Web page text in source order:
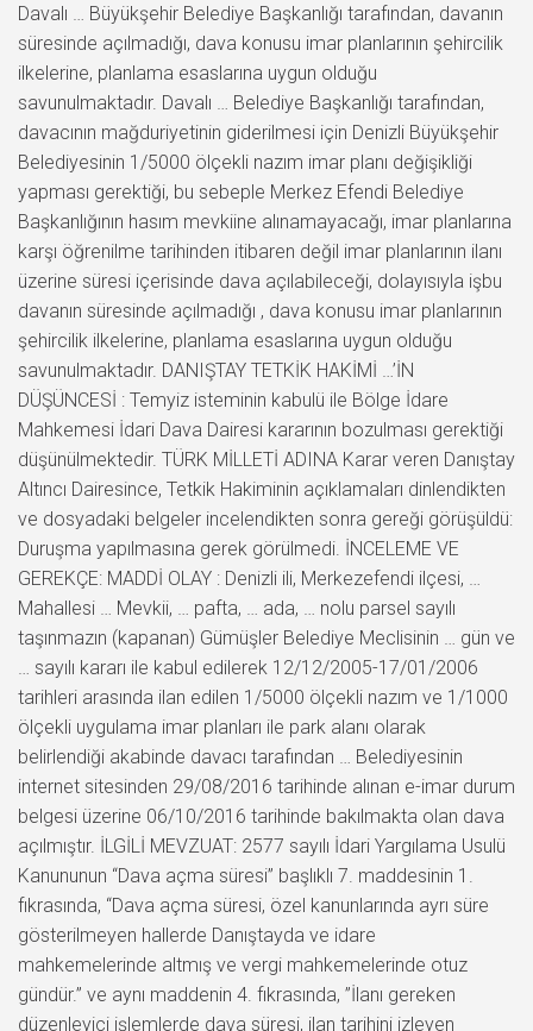
Davalı … Büyükşehir Belediye Başkanlığı tarafından, davanın
süresinde açılmadığı, dava konusu imar planlarının şehircilik
ilkelerine, planlama esaslarına uygun olduğu
savunulmaktadır. Davalı … Belediye Başkanlığı tarafından,
davacının mağduriyetinin giderilmesi için Denizli Büyükşehir
Belediyesinin 1/5000 ölçekli nazım imar planı değişikliği
yapması gerektiği, bu sebeple Merkez Efendi Belediye
Başkanlığının hasım mevkiine alınamayacağı, imar planlarına
karşı öğrenilme tarihinden itibaren değil imar planlarının ilanı
üzerine süresi içerisinde dava açılabileceği, dolayısıyla işbu
davanın süresinde açılmadığı , dava konusu imar planlarının
şehircilik ilkelerine, planlama esaslarına uygun olduğu
savunulmaktadır. DANIŞTAY TETKİK HAKİMİ …’İN
DÜŞÜNCESİ : Temyiz isteminin kabulü ile Bölge İdare
Mahkemesi İdari Dava Dairesi kararının bozulması gerektiği
düşünülmektedir. TÜRK MİLLETİ ADINA Karar veren Danıştay
Altıncı Dairesince, Tetkik Hakiminin açıklamaları dinlendikten
ve dosyadaki belgeler incelendikten sonra gereği görüşüldü:
Duruşma yapılmasına gerek görülmedi. İNCELEME VE
GEREKÇE: MADDİ OLAY : Denizli ili, Merkezefendi ilçesi, …
Mahallesi … Mevkii, … pafta, … ada, … nolu parsel sayılı
taşınmazın (kapanan) Gümüşler Belediye Meclisinin … gün ve
… sayılı kararı ile kabul edilerek 12/12/2005-17/01/2006
tarihleri arasında ilan edilen 1/5000 ölçekli nazım ve 1/1000
ölçekli uygulama imar planları ile park alanı olarak
belirlendiği akabinde davacı tarafından … Belediyesinin
internet sitesinden 29/08/2016 tarihinde alınan e-imar durum
belgesi üzerine 06/10/2016 tarihinde bakılmakta olan dava
açılmıştır. İLGİLİ MEVZUAT: 2577 sayılı İdari Yargılama Usulü
Kanununun “Dava açma süresi” başlıklı 7. maddesinin 1.
fıkrasında, “Dava açma süresi, özel kanunlarında ayrı süre
gösterilmeyen hallerde Danıştayda ve idare
mahkemelerinde altmış ve vergi mahkemelerinde otuz
gündür.” ve aynı maddenin 4. fıkrasında, ”İlanı gereken
düzenleyici işlemlerde dava süresi, ilan tarihini izleyen